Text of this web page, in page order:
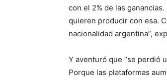
con el 2% de las
quieren producir con esa.
nacionalidad argentina”,
Y aventuró que “se perdió
Porque las plataformas